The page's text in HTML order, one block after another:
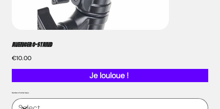
AVENGER C-STAND
Price
€10.00
Je louloue !
Number of rental days